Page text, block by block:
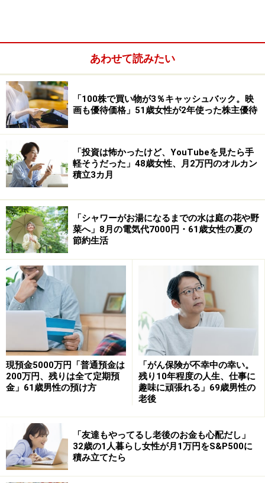
奨学金を借りた理由について、「1人親なので頼ること
ができませんでした。学費や教科書代などが高額だった
ので、奨学金を借りることにしました。当時は返せるの
か不安でいっぱいでしたし、利子が付くので早く返さな
いといけないという気持ちでした」とアルさん。
返済は生活に「まあまあ影響している」と回答。「給料
から毎月引かれますし、早めの完済を目指していたので
通常よりつらかったと思います。日々の娯楽はほとんど
我慢しました。貯金もできない状況だったので、仕事を
辞めることはできず毎日大変でした」と話します。
自家用車のローンと奨学金の返済が大変だ
ったが、毎日1食で乗り切った
返済中に最も印象に残っている出来事として、「友人が
20代で返済したと聞き、焦りを感じて自分もという気持
ちが芽生えたことを今でも鮮明に覚えています」とアル
さん。仕事で自家用車が必要なため購入したものの、
「ローンと奨学金の返済で大変でした。毎日1食で乗り
切っていました」と振り返ります。
繰り上げ返済については「利子が付くので少しでも早く
あわせて読みたい
「100株で買い物が3％キャッシュバック。映
画も優待価格」51歳女性が2年使った株主優待
「投資は怖かったけど、YouTubeを見たら手
軽そうだった」48歳女性、月2万円のオルカン
積立3カ月
「シャワーがお湯になるまでの水は庭の花や野
菜へ」8月の電気代7000円・61歳女性の夏の
節約生活
現預金5000万円「普通預金は
200万円、残りは全て定期預
金」61歳男性の預け方
「がん保険が不幸中の幸い。
残り10年程度の人生、仕事に
趣味に頑張れる」69歳男性の
老後
「友達もやってるし老後のお金も心配だし」
32歳の1人暮らし女性が月1万円をS&P500に
積み立てたら